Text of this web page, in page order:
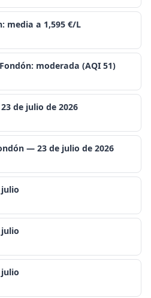
media a 1,595 €/L
moderada (AQI 51)
de julio de 2026
— 23 de julio de 2026
julio
julio
julio